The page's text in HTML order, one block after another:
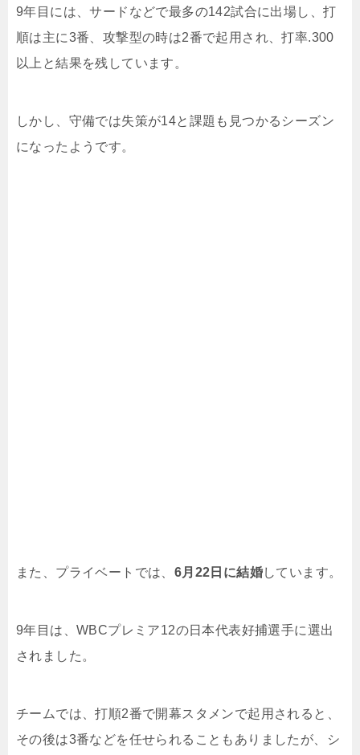
9年目には、サードなどで最多の142試合に出場し、打
順は主に3番、攻撃型の時は2番で起用され、打率.300
以上と結果を残しています。
しかし、守備では失策が14と課題も見つかるシーズン
になったようです。
また、プライベートでは、 6月22日に結婚しています。
9年目は、WBCプレミア12の日本代表好捕選手に選出
されました。
チームでは、打順2番で開幕スタメンで起用されると、
その後は3番などを任せられることもありましたが、シ